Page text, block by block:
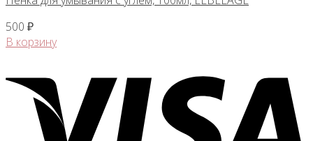
500 ₽
В корзину